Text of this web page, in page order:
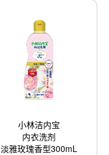
小林洁内宝
内衣洗剂
淡雅玫瑰香型300mL